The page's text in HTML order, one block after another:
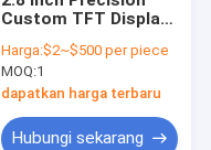
Custom TFT Display
Screen Modul LCD
TFT
Harga:$2~$500 per piece
MOQ:1
dapatkan harga terbaru
Hubungi sekarang